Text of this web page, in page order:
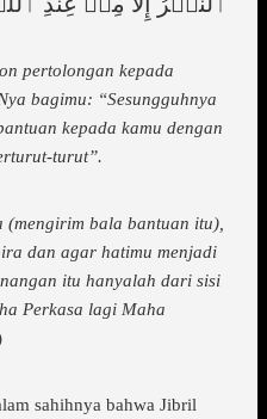
pertolongan kepada
bagimu: “Sesungguhnya
kepada kamu dengan
turut”.
(mengirim bala bantuan itu),
dan agar hatimu menjadi
itu hanyalah dari sisi
Perkasa lagi Maha
sahihnya bahwa Jibril